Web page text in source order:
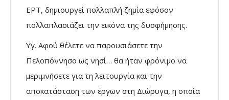
ΕΡΤ, δημιουργεί πολλαπλή ζημία εφόσον
πολλαπλασιάζει την εικόνα της δυσφήμησης.
Υγ. Αφού θέλετε να παρουσιάσετε την
Πελοπόννησο ως νησί… θα ήταν φρόνιμο να
μεριμνήσετε για τη λειτουργία και την
αποκατάσταση των έργων στη Διώρυγα, η οποία